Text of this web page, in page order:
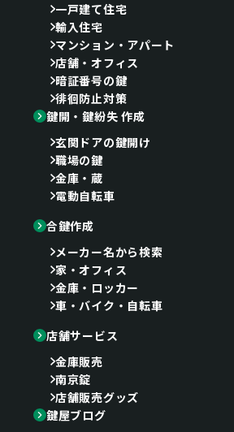
一戸建て住宅
輸入住宅
マンション・アパート
店舗・オフィス
暗証番号の鍵
徘徊防止対策
鍵開・鍵紛失 作成
玄関ドアの鍵開け
職場の鍵
金庫・蔵
電動自転車
合鍵作成
メーカー名から検索
家・オフィス
金庫・ロッカー
車・バイク・自転車
店舗サービス
金庫販売
南京錠
店舗販売グッズ
鍵屋ブログ